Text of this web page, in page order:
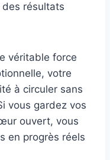
résultats
véritable force
votre
à circuler sans
vous gardez vos
ouvert, vous
en progrès réels